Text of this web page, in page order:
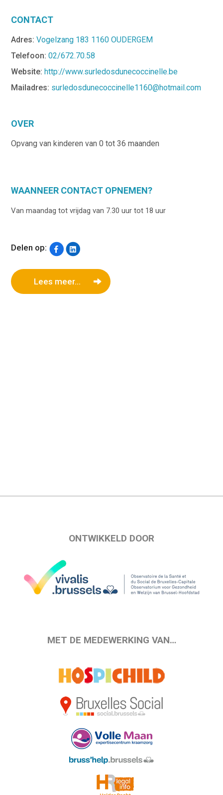
CONTACT
Adres: Vogelzang 183 1160 OUDERGEM
Telefoon: 02/672.70.58
Website:http://www.surledosdunecoccinelle.be
Mailadres: surledosdunecoccinelle1160@hotmail.com
OVER
Opvang van kinderen van 0 tot 36 maanden
WAANNEER CONTACT OPNEMEN?
Van maandag tot vrijdag van 7.30 uur tot 18 uur
Delen op:
Lees meer...
ONTWIKKELD DOOR
MET DE MEDEWERKING VAN…